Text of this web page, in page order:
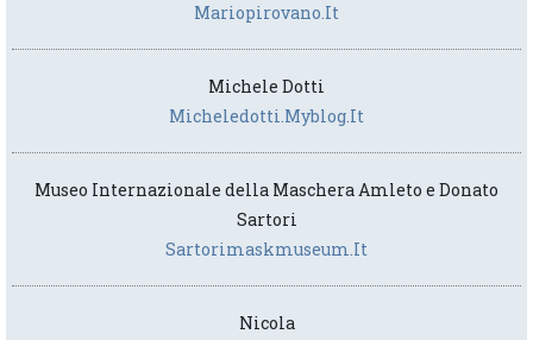
Mariopirovano.it
Michele Dotti
Micheledotti.myblog.it
Museo Internazionale della Maschera Amleto e Donato
Sartori
Sartorimaskmuseum.it
Nicola